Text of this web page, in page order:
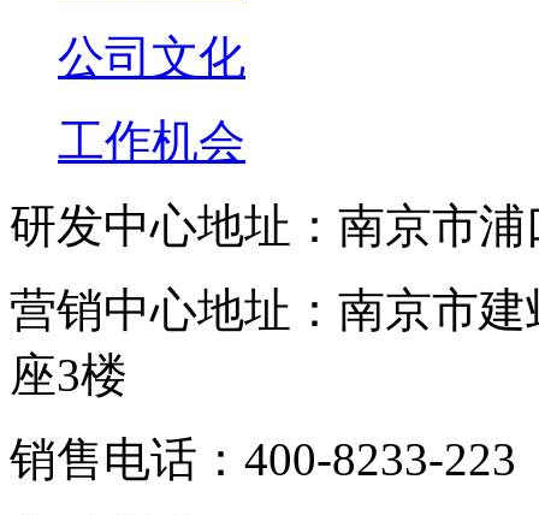
公司文化
工作机会
研发中心地址：南京市
营销中心地址：南京市
座3楼
销售电话：400-8233-223